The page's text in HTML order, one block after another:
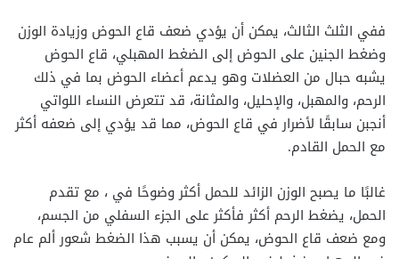
ففي الثلث الثالث، يمكن أن يؤدي ضعف قاع الحوض وزيادة الوزن
وضغط الجنين على الحوض إلى الضغط المهبلي، قاع الحوض
يشبه حبال من العضلات وهو يدعم أعضاء الحوض بما في ذلك
الرحم، والمهبل، والإحليل، والمثانة، قد تتعرض النساء اللواتي
أنجبن سابقًا لأضرار في قاع الحوض، مما قد يؤدي إلى ضعفه أكثر
مع الحمل القادم.
غالبًا ما يصبح الوزن الزائد للحمل أكثر وضوحًا في ، مع تقدم
الحمل، يضغط الرحم أكثر فأكثر على الجزء السفلي من الجسم،
ومع ضعف قاع الحوض، يمكن أن يسبب هذا الضغط شعور ألم عام